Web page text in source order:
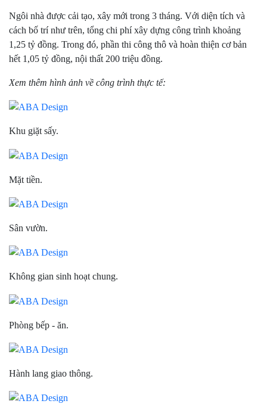
Ngôi nhà được cải tạo, xây mới trong 3 tháng. Với diện tích và
cách bố trí như trên, tổng chi phí xây dựng công trình khoảng
1,25 tỷ đồng. Trong đó, phần thi công thô và hoàn thiện cơ bản
hết 1,05 tỷ đồng, nội thất 200 triệu đồng.
Xem thêm hình ảnh về công trình thực tế:
Khu giặt sấy.
Mặt tiền.
Sân vườn.
Không gian sinh hoạt chung.
Phòng bếp - ăn.
Hành lang giao thông.